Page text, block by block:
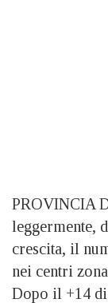
PROVINCIA
leggermente,
crescita, il
nei centri
Dopo il +14